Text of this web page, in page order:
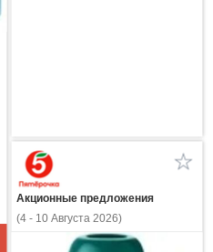
Акционные предложения
(4 - 10 Августа 2026)